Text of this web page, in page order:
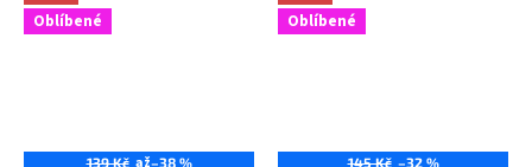
Oblíbené
139 Kč až–38 %
Oblíbené
145 Kč –32 %